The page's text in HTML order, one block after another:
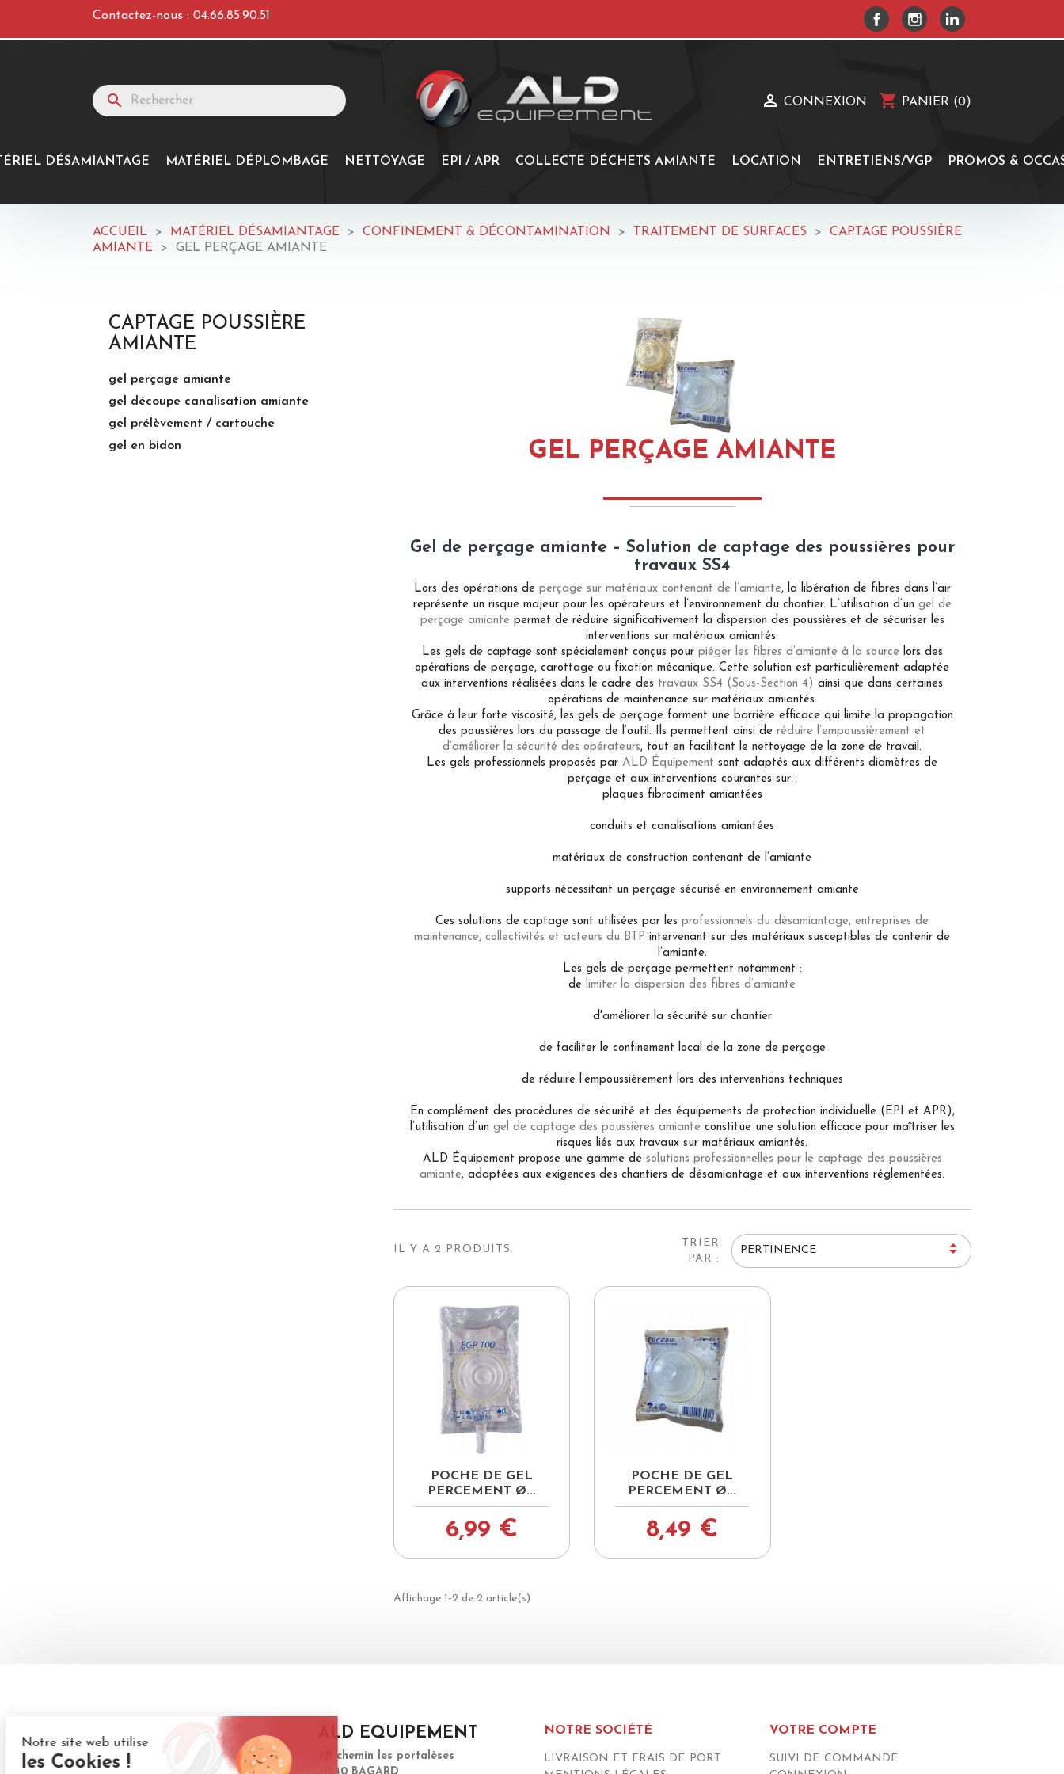
Contactez-nous : 04.66.85.90.51 FACEBOOKINSTAGRAM
LINKEDIN
search shopping_cart PANIER (0)
 CONNEXION
DÉSAMIANTAGE MATÉRIEL DÉPLOMBAGE NETTOYAGE EPI / APR COLLECTE DÉCHETS AMIANTE LOCATION ENTRETIENS/VGP PROMOS &
ACCUEIL MATÉRIEL DÉSAMIANTAGE CONFINEMENT & DÉCONTAMINATION TRAITEMENT DE SURFACES
CAPTAGE POUSSIÈRE
AMIANTE
GEL PERÇAGE AMIANTE
CAPTAGE POUSSIÈRE
AMIANTE
gel perçage amiante
gel découpe canalisation amiante
gel prélèvement / cartouche
gel en bidon
GEL PERÇAGE AMIANTE
Gel de perçage amiante – Solution de captage des poussières pour
travaux SS4
Lors des opérations de perçage sur matériaux contenant de l’amiante, la libération de fibres dans l’air
représente un risque majeur pour les opérateurs et l’environnement du chantier. L’utilisation d’un gel de
perçage amiante permet de réduire significativement la dispersion des poussières et de sécuriser les
interventions sur matériaux amiantés.
Les gels de captage sont spécialement conçus pour piéger les fibres d’amiante à la source lors des
opérations de perçage, carottage ou fixation mécanique. Cette solution est particulièrement adaptée
aux interventions réalisées dans le cadre des travaux SS4 (Sous-Section 4) ainsi que dans certaines
opérations de maintenance sur matériaux amiantés.
Grâce à leur forte viscosité, les gels de perçage forment une barrière efficace qui limite la propagation
des poussières lors du passage de l’outil. Ils permettent ainsi deréduire l’empoussièrement et
d’améliorer la sécurité des opérateurs, tout en facilitant le nettoyage de la zone de travail.
Les gels professionnels proposés parALD Équipement sont adaptés aux différents diamètres de
perçage et aux interventions courantes sur :
plaques fibrociment amiantées
conduits et canalisations amiantées
matériaux de construction contenant de l’amiante
supports nécessitant un perçage sécurisé en environnement amiante
Ces solutions de captage sont utilisées par lesprofessionnels du désamiantage, entreprises de
maintenance, collectivités et acteurs du BTP intervenant sur des matériaux susceptibles de contenir de
l’amiante.
Les gels de perçage permettent notamment :
delimiter la dispersion des fibres d’amiante
d'améliorer la sécurité sur chantier
de faciliter le confinement local de la zone de perçage
de réduire l’empoussièrement lors des interventions techniques
En complément des procédures de sécurité et des équipements de protection individuelle (EPI et APR),
l’utilisation d’un gel de captage des poussières amiante constitue une solution efficace pour maîtriser les
risques liés aux travaux sur matériaux amiantés.
ALD Équipement propose une gamme de solutions professionnelles pour le captage des poussières
amiante, adaptées aux exigences des chantiers de désamiantage et aux interventions réglementées.
IL Y A 2 PRODUITS.
TRIER
PAR :
PERTINENCE 
Aperçu rapide
POCHE DE GEL
PERCEMENT Ø...
6,99 €
Aperçu rapide
POCHE DE GEL
PERCEMENT Ø...
8,49 €
Affichage 1-2 de 2 article(s)
ALD EQUIPEMENT
371 chemin les portalèses
NOTRE SOCIÉTÉ
LIVRAISON ET FRAIS DE PORT
VOTRE COMPTE
SUIVI DE COMMANDE